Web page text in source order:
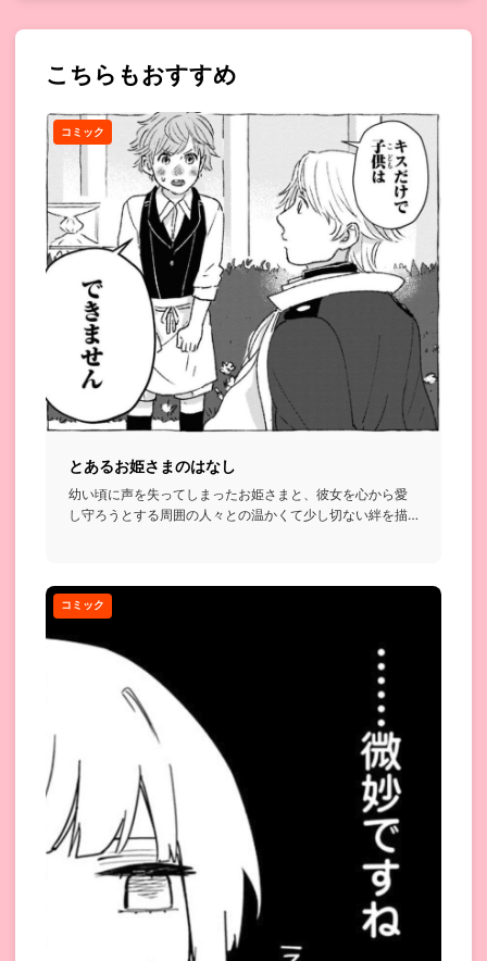
こちらもおすすめ
コミック
とあるお姫さまのはなし
幼い頃に声を失ってしまったお姫さまと、彼女を心から愛
し守ろうとする周囲の人々との温かくて少し切ない絆を描
コミック